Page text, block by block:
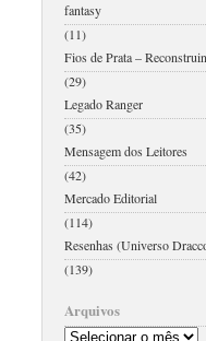
fantasy
(11)
Fios de Prata –
(29)
Legado Ranger
(35)
Mensagem dos Leitores
(42)
Mercado Editorial
(114)
Resenhas (Universo
(139)
Arquivos